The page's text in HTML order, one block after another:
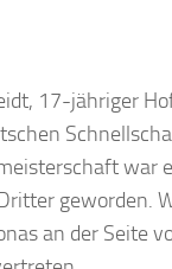
17-jähriger
war
geworden.
an der Seite